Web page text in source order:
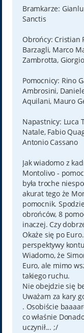
Bramkarze:
Sanctis
Obrońcy: Cristian
Barzagli, Marco
Zambrotta,
Pomocnicy: Rino
Ambrosini,
Aquilani, Mauro
Napastnicy: Luca
Natale, Fabio
Antonio Cassano
Jak wiadomo z
Montolivo -
była troche
akurat tego że
pomocnik.
obrońców, 8
inaczej. Czy
Okaże się po
perspektywy
Wiadomo, że
Euro, ale mimo
takiego ruchu.
Nie obejdzie się
Uważam za kary
. Osobiście
co właśnie
uczynił... ;/